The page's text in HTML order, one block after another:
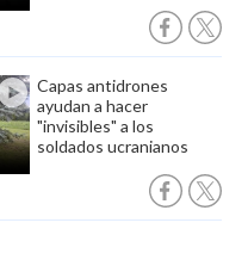
Capas antidrones
ayudan a hacer
"invisibles" a los
soldados ucranianos